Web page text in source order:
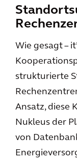
Wie gesagt –
strukturierte
Ansatz, diese
Nukleus der
von